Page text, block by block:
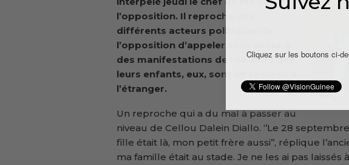
l’opposition. Il reproche aux
différents acteurs politiques de
l’opposition d’appeler sans cesse à
des manifestations de rue alors que
leurs enfants, eux, sont en sécurité à
l’étranger.
Un reproche qui a du mal à passer au
niveau de Cellou Dalein Diallo. ‘’Le 28
fille était là, mon petit frère aussi’’, réplique
ma famille était au stade. Je ne les ai pas laissés
Cliquez sur les boutons ci-